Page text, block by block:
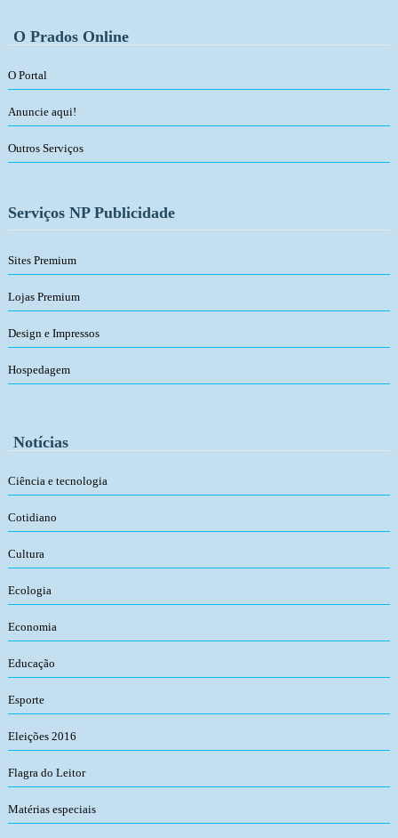
O Prados Online
O Portal
Anuncie aqui!
Outros Serviços
Serviços NP Publicidade
Sites Premium
Lojas Premium
Design e Impressos
Hospedagem
Notícias
Ciência e tecnologia
Cotidiano
Cultura
Ecologia
Economia
Educação
Esporte
Eleições 2016
Flagra do Leitor
Matérias especiais